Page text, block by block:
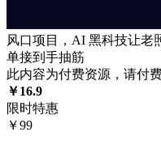
风口项目，AI 黑科技让老
单接到手抽筋
此内容为付费资源，请付
￥16.9
限时特惠
￥99